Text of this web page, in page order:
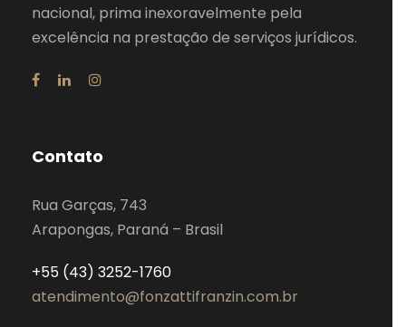
nacional, prima inexoravelmente pela
excelência na prestação de serviços jurídicos.
Contato
Rua Garças, 743
Arapongas, Paraná – Brasil
+55 (43) 3252-1760
atendimento@fonzattifranzin.com.br